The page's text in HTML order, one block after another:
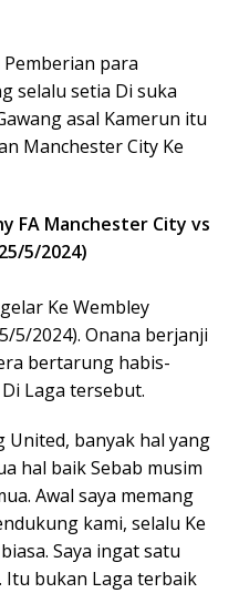
para
selalu setia Di suka
asal Kamerun itu
Manchester City Ke
FA Manchester City vs
5/2024)
Ke Wembley
5/2024). Onana berjanji
bertarung habis-
Laga tersebut.
banyak hal yang
hal baik Sebab musim
Awal saya memang
kami, selalu Ke
Saya ingat satu
Itu bukan Laga terbaik